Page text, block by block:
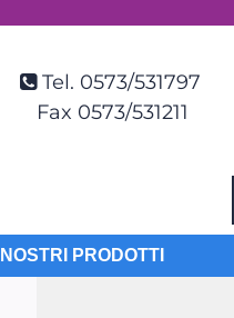
Tel. 0573/531797
Fax 0573/531211
I NOSTRI PRODOTTI